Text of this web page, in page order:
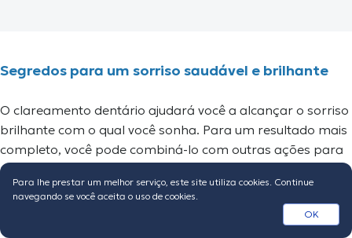
Segredos para um sorriso saudável e brilhante
O clareamento dentário ajudará você a alcançar o sorriso
brilhante com o qual você sonha. Para um resultado mais
completo, você pode combiná-lo com outras ações para
manter um sorriso saudável.
Para lhe prestar um melhor serviço, este site utiliza cookies. Continue
navegando se você aceita o uso de cookies.
OK